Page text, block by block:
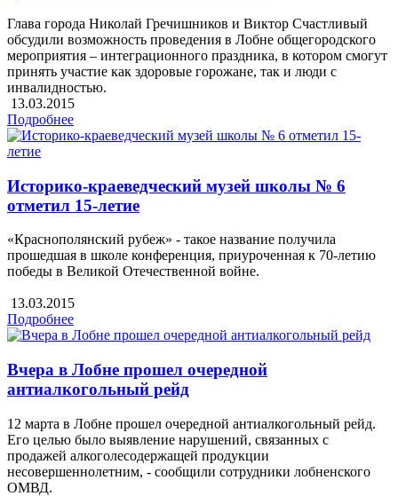
Глава города Николай Гречишников и Виктор Счастливый
обсудили возможность проведения в Лобне общегородского
мероприятия – интеграционного праздника, в котором смогут
принять участие как здоровые горожане, так и люди с
инвалидностью.
13.03.2015
Подробнее
Историко-краеведческий музей школы № 6
отметил 15-летие
«Краснополянский рубеж» - такое название получила
прошедшая в школе конференция, приуроченная к 70-летию
победы в Великой Отечественной войне.
13.03.2015
Подробнее
Вчера в Лобне прошел очередной
антиалкогольный рейд
12 марта в Лобне прошел очередной антиалкогольный рейд.
Его целью было выявление нарушений, связанных с
продажей алкоголесодержащей продукции
несовершеннолетним, - сообщили сотрудники лобненского
ОМВД.